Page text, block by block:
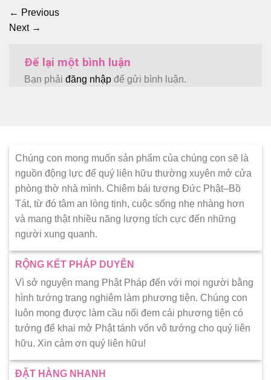
← Previous
Next →
Để lại một bình luận
Bạn phải đăng nhập để gửi bình luận.
Chúng con mong muốn sản phẩm của chúng con sẽ là
nguồn động lực để quý liên hữu thường xuyên mở cửa
phòng thờ nhà mình. Chiêm bái tượng Đức Phật–Bồ
Tát, từ đó tâm an lòng tịnh, cuộc sống nhẹ nhàng hơn
và mang thật nhiều năng lượng tích cực đến những
người xung quanh.
RỘNG KẾT PHÁP DUYÊN
Vì sở nguyện mang Phật Pháp đến với mọi người bằng
hình tướng trang nghiêm làm phương tiện. Chúng con
luôn mong được làm cầu nối đem cái phương tiện có
tướng để khai mở Phật tánh vốn vô tướng cho quý liên
hữu. Xin cảm ơn quý liên hữu!
ĐẶT HÀNG NHANH